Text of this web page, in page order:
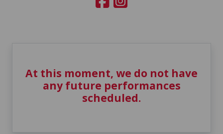
At this moment, we do not have
any future performances
scheduled.